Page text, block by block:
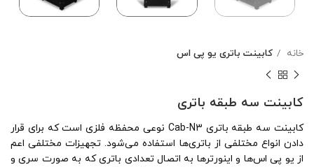
خانه کابینت باتری یو پی اس
کابینت سه طبقه باتری
کابینت سه طبقه باتری Cab-N3 نوعی محفظه فلزی است که برای قرار
دادن انواع مختلفی از باتری‌ها استفاده می‌شود. تجهیزات مختلفی اعم
از یو پی اس‌ها و اینورترها به اتصال تعدادی باتری که به صورت سری و